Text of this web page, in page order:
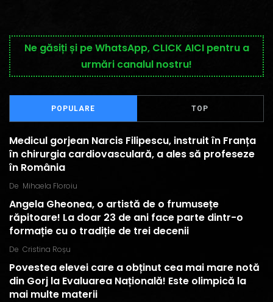
Ne găsiți și pe WhatsApp, CLICK AICI pentru a
urmări canalul nostru!
POPULARE TOP
Medicul gorjean Narcis Filipescu, instruit în Franța
în chirurgia cardiovasculară, a ales să profeseze
în România
De Mihaela Floroiu
Angela Gheonea, o artistă de o frumusețe
răpitoare! La doar 23 de ani face parte dintr-o
formație cu o tradiție de trei decenii
De Cristina Roșu
Povestea elevei care a obținut cea mai mare notă
din Gorj la Evaluarea Națională! Este olimpică la
mai multe materii